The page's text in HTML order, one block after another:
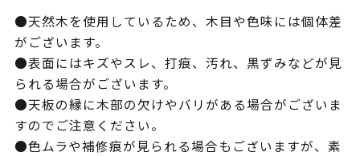
●天然木を使用しているため、木目や色味には個体差
がございます。
●表面にはキズやスレ、打痕、汚れ、黒ずみなどが見
られる場合がございます。
●天板の縁に木部の欠けやバリがある場合がございま
すのでご注意ください。
●色ムラや補修痕が見られる場合もございますが、素